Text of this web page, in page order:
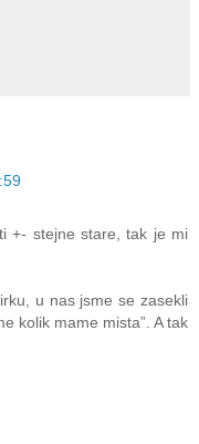
+- stejne stare, tak je mi
u nas jsme se zasekli
kolik mame mista”. A tak